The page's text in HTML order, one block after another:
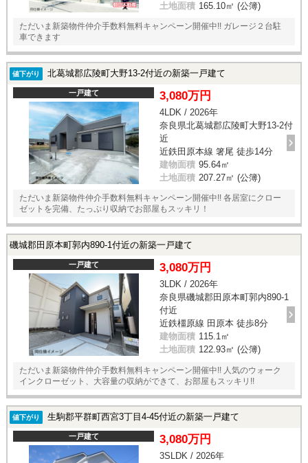
土地面積 165.10㎡ (公簿)
ただいま新築物件仲介手数料無料キャンペーン開催中!! ガレージ２台駐
車できます
値下がり 北葛城郡広陵町大野13-2付近の新築一戸建て
一戸建て 3,080万円
4LDK / 2026年
奈良県北葛城郡広陵町大野13-2付
近
近鉄田原本線 箸尾 徒歩14分
建物面積 95.64㎡
土地面積 207.27㎡ (公簿)
ただいま新築物件仲介手数料無料キャンペーン開催中!! 各居室にクロー
ゼットを完備、たっぷり収納でお部屋もスッキリ！
磯城郡田原本町郭内890-1付近の新築一戸建て
一戸建て 3,080万円
3LDK / 2026年
奈良県磯城郡田原本町郭内890-1
付近
近鉄橿原線 田原本 徒歩8分
建物面積 115.1㎡
土地面積 122.93㎡ (公簿)
ただいま新築物件仲介手数料無料キャンペーン開催中!! 人気のウォーク
インクローゼット、大容量の収納ができて、お部屋もスッキリ!!
値下がり 生駒郡平群町西宮3丁目4-45付近の新築一戸建て
一戸建て 3,080万円
3SLDK / 2026年